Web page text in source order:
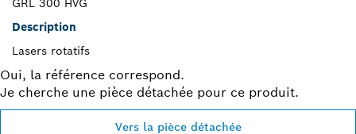
GRL 300 HVG
Description
Lasers rotatifs
Oui, la référence correspond.
Je cherche une pièce détachée pour ce produit.
Vers la pièce détachée